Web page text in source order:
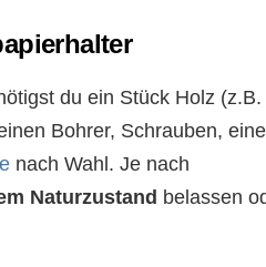
du ein Stück Holz (z.B.
Bohrer, Schrauben, eine
nach Wahl. Je nach
Naturzustand belassen